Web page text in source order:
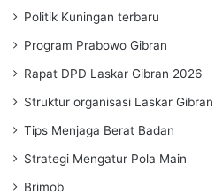
Politik Kuningan terbaru
Program Prabowo Gibran
Rapat DPD Laskar Gibran 2026
Struktur organisasi Laskar Gibran
Tips Menjaga Berat Badan
Strategi Mengatur Pola Main
Brimob